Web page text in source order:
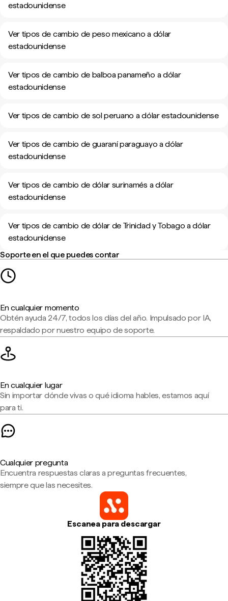
estadounidense
Ver tipos de cambio de peso mexicano a dólar
estadounidense
Ver tipos de cambio de balboa panameño a dólar
estadounidense
Ver tipos de cambio de sol peruano a dólar estadounidense
Ver tipos de cambio de guaraní paraguayo a dólar
estadounidense
Ver tipos de cambio de dólar surinamés a dólar
estadounidense
Ver tipos de cambio de dólar de Trinidad y Tobago a dólar
estadounidense
Soporte en el que puedes contar
En cualquier momento
Obtén ayuda 24/7, todos los días del año. Impulsado por IA,
respaldado por nuestro equipo de soporte.
En cualquier lugar
Sin importar dónde vivas o qué idioma hables, estamos aquí
para ti.
Cualquier pregunta
Encuentra respuestas claras a preguntas frecuentes,
siempre que las necesites.
Escanea para descargar